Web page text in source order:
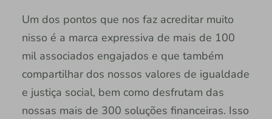
Um dos pontos que nos faz acreditar muito
nisso é a marca expressiva de mais de 100
mil associados engajados e que também
compartilhar dos nossos valores de igualdade
e justiça social, bem como desfrutam das
nossas mais de 300 soluções financeiras. Isso